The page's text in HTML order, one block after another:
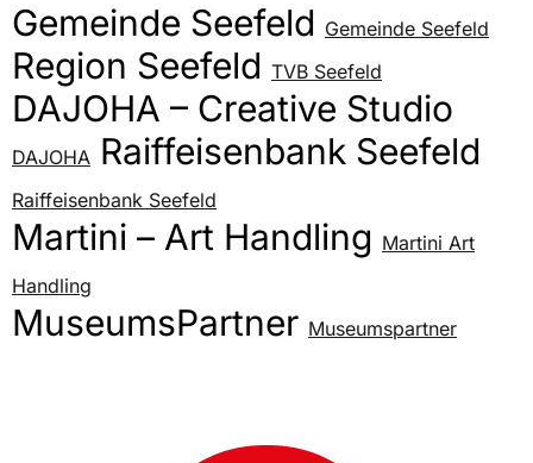
Gemeinde Seefeld Gemeinde Seefeld
Region Seefeld TVB Seefeld
DAJOHA – Creative Studio
DAJOHA Raiffeisenbank Seefeld
Raiffeisenbank Seefeld
Martini – Art Handling Martini Art
Handling
MuseumsPartner Museumspartner